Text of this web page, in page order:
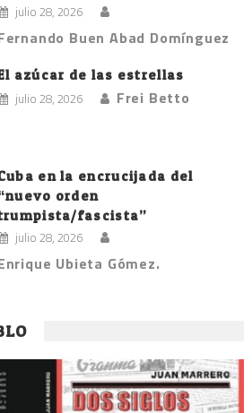
julio 28, 2026
Buen Abad Domínguez
azúcar de las estrellas
julio 28, 2026 Frei Betto
en la encrucijada del
orden
fascista”
julio 28, 2026
Ubieta Gómez.